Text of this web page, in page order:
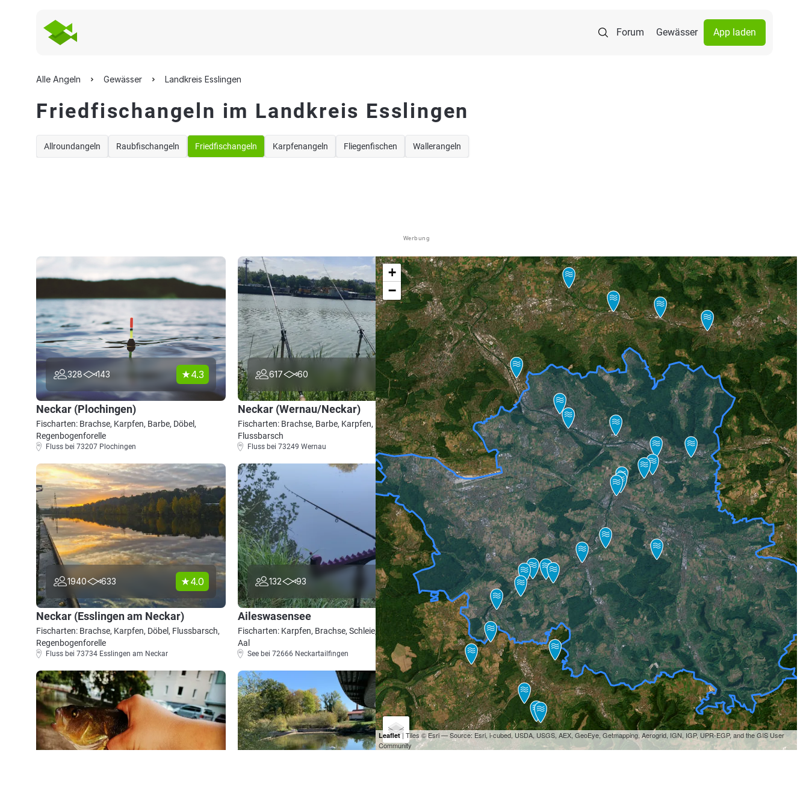
Forum Gewässer App laden
Alle Angeln Gewässer Landkreis Esslingen
Friedfischangeln im Landkreis Esslingen
Allroundangeln Raubfischangeln Friedfischangeln Karpfenangeln Fliegenfischen Wallerangeln
Werbung
328 143 4.3
Neckar (Plochingen)
Fischarten: Brachse, Karpfen, Barbe, Döbel,
Regenbogenforelle
Fluss bei 73207 Plochingen
617 60 4.2
Neckar (Wernau/Neckar)
Fischarten: Brachse, Barbe, Karpfen, Döbel,
Flussbarsch
Fluss bei 73249 Wernau
1940 633 4.0
Neckar (Esslingen am Neckar)
Fischarten: Brachse, Karpfen, Döbel, Flussbarsch,
Regenbogenforelle
Fluss bei 73734 Esslingen am Neckar
132 93 4.8
Aileswasensee
Fischarten: Karpfen, Brachse, Schleie, Graskarpfen,
Aal
See bei 72666 Neckartailfingen
+
−
Leaflet| Tiles © Esri — Source: Esri, i-cubed, USDA, USGS, AEX, GeoEye, Getmapping, Aerogrid, IGN, IGP, UPR-EGP, and the GIS User
Community